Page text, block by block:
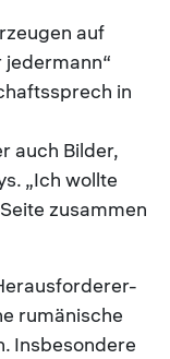
auf
in
auch Bilder,
„Ich wollte
zusammen
rumänische
Insbesondere